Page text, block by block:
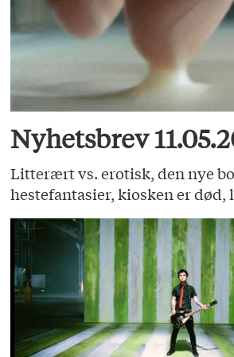
Nyhetsbrev
Litterært vs. erotisk, den nye
hestefantasier, kiosken er død,